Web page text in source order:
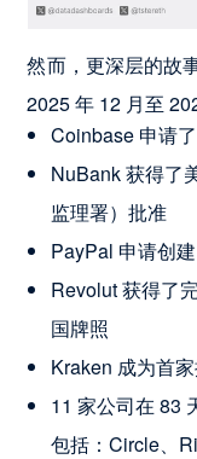
然而，更深层的故
2025 年 12 月至
Coinbase 申请
NuBank 获得了
监理署）批准
PayPal 申请创
Revolut 获得了
国牌照
Kraken 成为首
11 家公司在 83
包括：Circle、